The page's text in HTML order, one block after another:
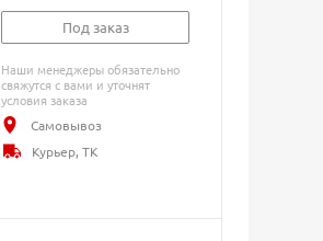
Под заказ
Наши менеджеры обязательно
свяжутся с вами и уточнят
условия заказа
Самовывоз
Курьер, ТК